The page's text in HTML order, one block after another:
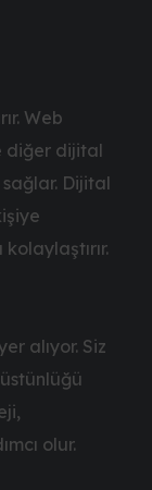
Web
diğer dijital
sağlar. Dijital
kolaylaştırır.
alıyor. Siz
olur.